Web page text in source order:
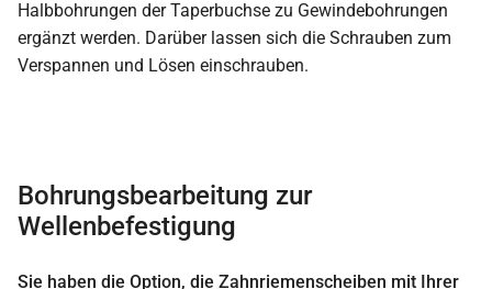
Halbbohrungen der Taperbuchse zu Gewindebohrungen
ergänzt werden. Darüber lassen sich die Schrauben zum
Verspannen und Lösen einschrauben.
Bohrungsbearbeitung zur
Wellenbefestigung
Sie haben die Option, die Zahnriemenscheiben mit Ihrer